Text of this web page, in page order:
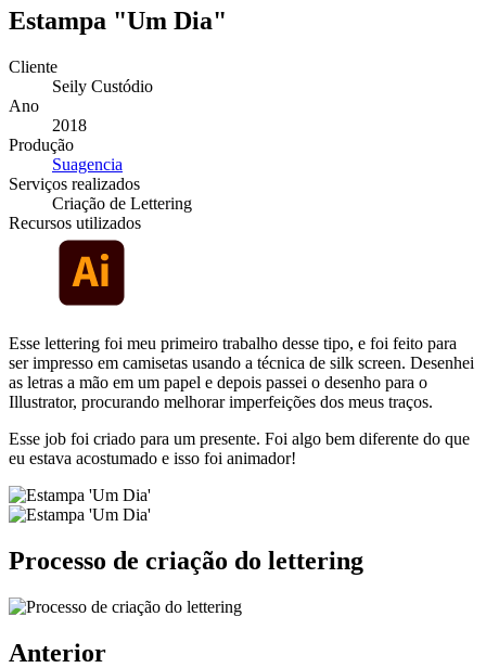
Estampa "Um Dia"
Cliente
Seily Custódio
Ano
2018
Produção
Suagencia
Serviços realizados
Criação de Lettering
Recursos utilizados
Esse lettering foi meu primeiro trabalho desse tipo, e foi feito para
ser impresso em camisetas usando a técnica de silk screen. Desenhei
as letras a mão em um papel e depois passei o desenho para o
Illustrator, procurando melhorar imperfeições dos meus traços.
Esse job foi criado para um presente. Foi algo bem diferente do que
eu estava acostumado e isso foi animador!
Processo de criação do lettering
Anterior